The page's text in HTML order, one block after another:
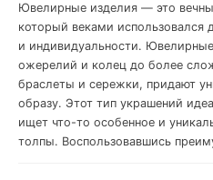
Ювелирные изделия — это
который веками
и индивидуальности.
ожерелий и колец до более
браслеты и сережки, придают
образу. Этот тип украшений
ищет что-то особенное и
толпы. Воспользовавшись